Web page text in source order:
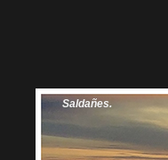
Saldañes.